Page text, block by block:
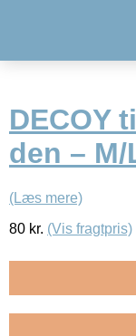
DECOY
den –
(Læs mere)
80 kr. (Vis fragtpris)